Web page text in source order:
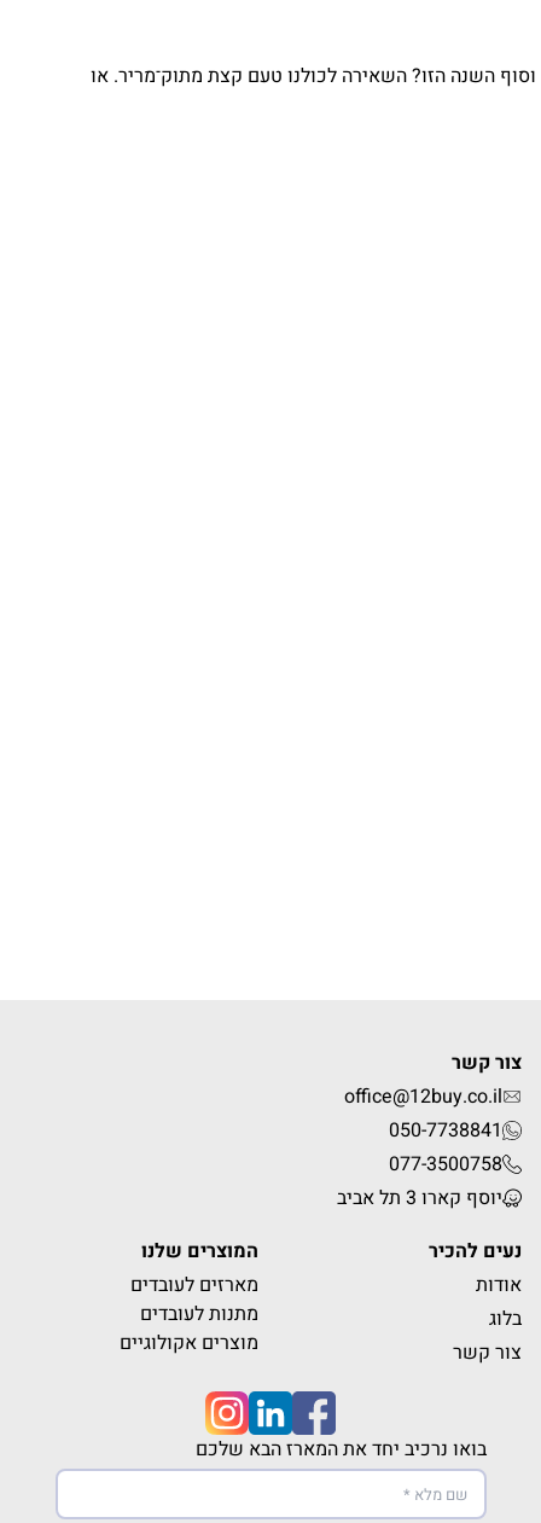
וסוף השנה הזו? השאירה לכולנו טעם קצת מתוק־מריר. או
צור קשר
office@12buy.co.il
050-7738841
077-3500758
יוסף קארו 3 תל אביב
נעים להכיר
אודות
בלוג
צור קשר
המוצרים שלנו
מארזים לעובדים
מתנות לעובדים
מוצרים אקולוגיים
בואו נרכיב יחד את המארז הבא שלכם